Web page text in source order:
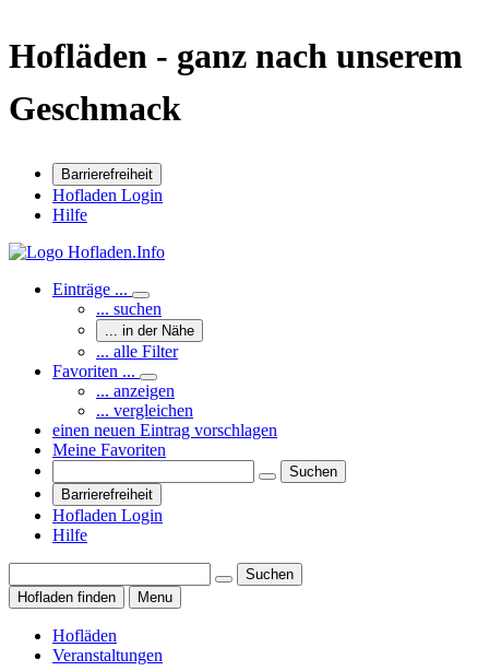
Hofläden - ganz nach unserem
Geschmack
Barrierefreiheit
Hofladen Login
Hilfe
Einträge ...
... suchen
... in der Nähe
... alle Filter
Favoriten ...
... anzeigen
... vergleichen
einen neuen Eintrag vorschlagen
Meine Favoriten
Suchen
Barrierefreiheit
Hofladen Login
Hilfe
Suchen
Hofladen finden
Menu
Hofläden
Veranstaltungen